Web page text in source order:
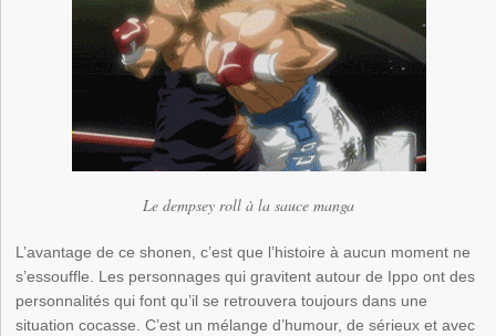
Le dempsey roll à la sauce manga
L’avantage de ce shonen, c’est que l’histoire à aucun moment ne
s’essouffle. Les personnages qui gravitent autour de Ippo ont des
personnalités qui font qu’il se retrouvera toujours dans une
situation cocasse. C’est un mélange d’humour, de sérieux et avec